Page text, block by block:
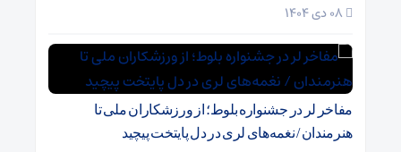
مفاخر لر در جشنواره بلوط؛ از ورزشکاران ملی تا
هنرمندان / نغمه‌های لری در دل پایتخت پیچید